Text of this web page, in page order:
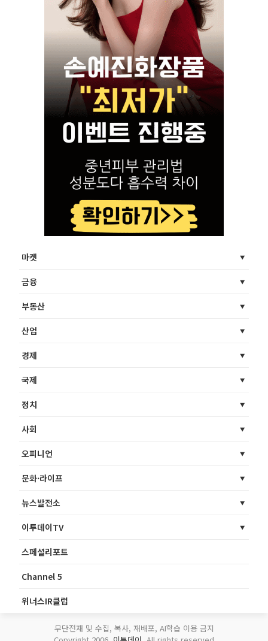
마켓
금융
부동산
산업
경제
국제
정치
사회
오피니언
문화·라이프
뉴스발전소
이투데이TV
스페셜리포트
Channel 5
위너스IR클럽
무단전재 및 수집, 복사, 재배포, AI학습 이용 금지